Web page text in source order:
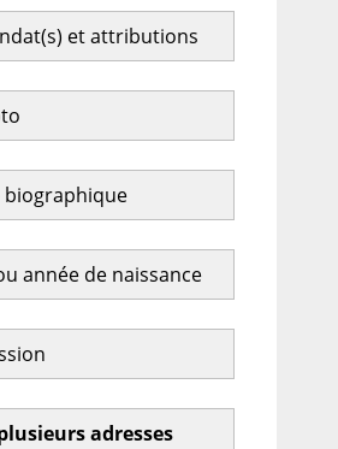
et attributions
biographique
année de naissance
adresses